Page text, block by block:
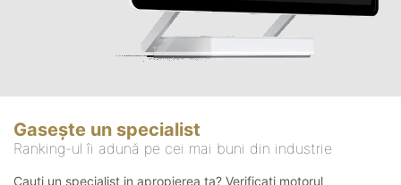
Gasește un specialist
Ranking-ul îi adună pe cei mai buni din industrie
Cauți un specialist in apropierea ta? Verificați motorul